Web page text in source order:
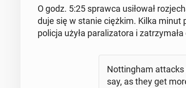
O godz. 5:25 sprawca usi­ło­wał
du­je się w stanie ciężkim. Kilka minut
policja użyła pa­ra­li­za­to­ra i za­trzy­ma­ła
Not­tin­gham attacks
say, as they get